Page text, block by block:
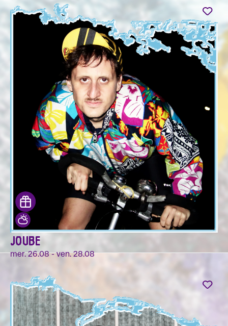
JOUBE
mer. 26.08 - ven. 28.08